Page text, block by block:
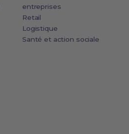
entreprises
Retail
Logistique
Santé et action sociale